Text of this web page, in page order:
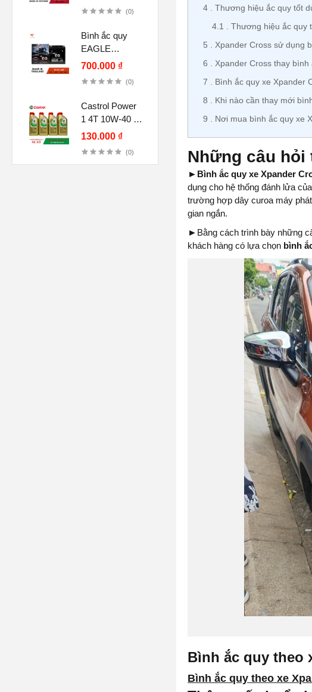
(0)
Bình ắc quy
EAGLE
HCX7L-MF
hãng
700.000 ₫
(0)
Castrol Power
1 4T 10W-40 (1
lít) cho xe số,
130.000 ₫
(0)
4
Thương hiệu ắc quy tốt
4.1
Thương hiệu ắc quy
5
Xpander Cross sử dụng
6
Xpander Cross thay
7
Bình ắc quy xe Xpander
8
Khi nào cần thay mới
9
Nơi mua bình ắc quy xe
Những câu hỏi
► Bình ắc quy xe Xpander
dụng cho hệ thống đánh lửa
trường hợp dây curoa máy
gian ngắn.
► Bằng cách trình bày những
khách hàng có lựa chọn bình
Bình ắc quy theo
Bình ắc quy theo xe